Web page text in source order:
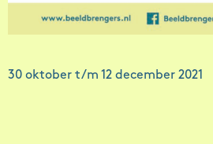
30 oktober t/m 12 december 2021